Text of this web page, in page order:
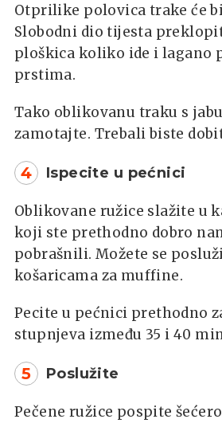
Otprilike polovica trake će
Slobodni dio tijesta
ploškica koliko ide i lagano
prstima.
Tako oblikovanu traku s
zamotajte. Trebali biste
4 Ispecite u pećnici
Oblikovane ružice slažite u
koji ste prethodno dobro
pobrašnili. Možete se
košaricama za muffine.
Pecite u pećnici prethodno
stupnjeva između 35 i 40
5 Poslužite
Pečene ružice pospite